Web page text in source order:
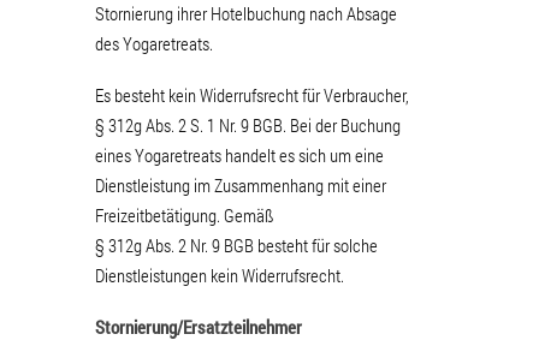
Stornierung ihrer Hotelbuchung nach Absage
des Yogaretreats.
Es besteht kein Widerrufsrecht für Verbraucher,
§ 312g Abs. 2 S. 1 Nr. 9 BGB. Bei der Buchung
eines Yogaretreats handelt es sich um eine
Dienstleistung im Zusammenhang mit einer
Freizeitbetätigung. Gemäß
§ 312g Abs. 2 Nr. 9 BGB besteht für solche
Dienstleistungen kein Widerrufsrecht.
Stornierung/Ersatzteilnehmer